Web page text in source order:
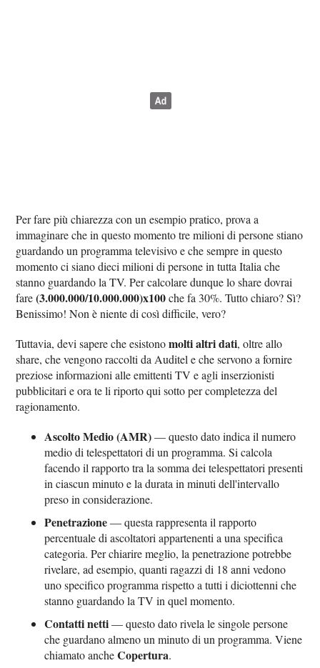
Per fare più chiarezza con un esempio pratico, prova a
immaginare che in questo momento tre milioni di persone stiano
guardando un programma televisivo e che sempre in questo
momento ci siano dieci milioni di persone in tutta Italia che
stanno guardando la TV. Per calcolare dunque lo share dovrai
fare(3.000.000/10.000.000)x100che fa 30%. Tutto chiaro? Sì?
Benissimo! Non è niente di così difficile, vero?
Tuttavia, devi sapere che esistonomolti altri dati, oltre allo
share, che vengono raccolti da Auditel e che servono a fornire
preziose informazioni alle emittenti TV e agli inserzionisti
pubblicitari e ora te li riporto qui sotto per completezza del
ragionamento.
Ascolto Medio (AMR)— questo dato indica il numero
medio di telespettatori di un programma. Si calcola
facendo il rapporto tra la somma dei telespettatori presenti
in ciascun minuto e la durata in minuti dell'intervallo
preso in considerazione.
Penetrazione— questa rappresenta il rapporto
percentuale di ascoltatori appartenenti a una specifica
categoria. Per chiarire meglio, la penetrazione potrebbe
rivelare, ad esempio, quanti ragazzi di 18 anni vedono
uno specifico programma rispetto a tutti i diciottenni che
stanno guardando la TV in quel momento.
Contatti netti— questo dato rivela le singole persone
che guardano almeno un minuto di un programma. Viene
chiamato ancheCopertura.